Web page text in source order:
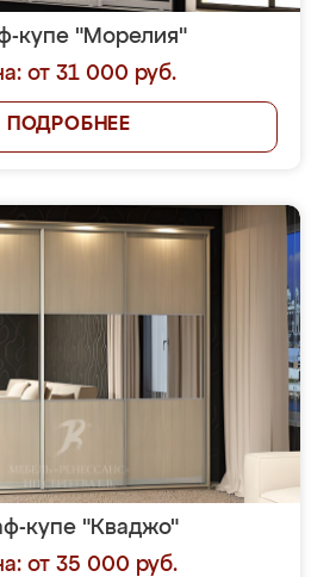
купе "Морелия"
от 31 000 руб.
ПОДРОБНЕЕ
купе "Кваджо"
от 35 000 руб.